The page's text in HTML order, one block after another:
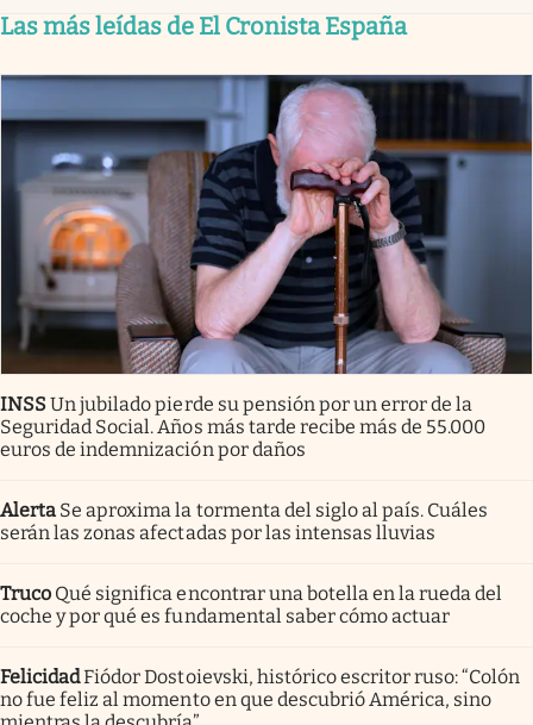
Las más leídas de El Cronista España
INSSUn jubilado pierde su pensión por un error de la
Seguridad Social. Años más tarde recibe más de 55.000
euros de indemnización por daños
Alerta Se aproxima la tormenta del siglo al país. Cuáles
serán las zonas afectadas por las intensas lluvias
Truco Qué significa encontrar una botella en la rueda del
coche y por qué es fundamental saber cómo actuar
FelicidadFiódor Dostoievski, histórico escritor ruso: “Colón
no fue feliz al momento en que descubrió América, sino